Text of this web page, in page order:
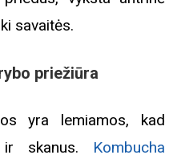
savaitės.
priežiūra
yra lemiamos, kad
ir skanus. Kombucha